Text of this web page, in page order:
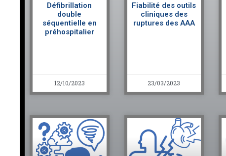
Défibrillation
double
séquentielle en
préhospitalier
12/10/2023
Fiabilité des outils
cliniques des
ruptures des AAA
23/03/2023